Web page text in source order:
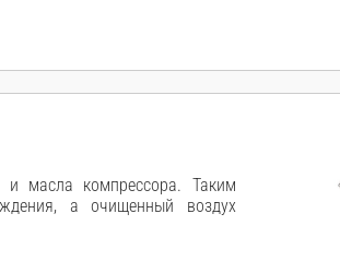
и масла компрессора. Таким
а очищенный воздух